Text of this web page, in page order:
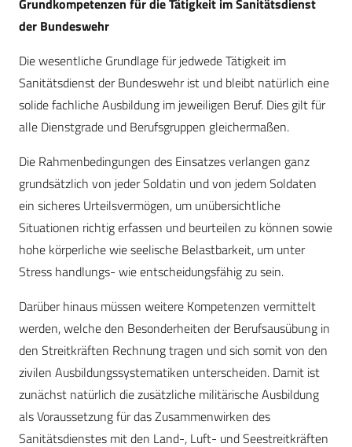
Grundkompetenzen für die Tätigkeit im Sanitätsdienst
der Bundeswehr
Die wesentliche Grundlage für jedwede Tätigkeit im
Sanitätsdienst der Bundeswehr ist und bleibt natürlich eine
solide fachliche Ausbildung im jeweiligen Beruf. Dies gilt für
alle Dienstgrade und Berufsgruppen gleichermaßen.
Die Rahmenbedingungen des Einsatzes verlangen ganz
grundsätzlich von jeder Soldatin und von jedem Soldaten
ein sicheres Urteilsvermögen, um unübersichtliche
Situationen richtig erfassen und beurteilen zu können sowie
hohe körperliche wie seelische Belastbarkeit, um unter
Stress handlungs- wie entscheidungsfähig zu sein.
Darüber hinaus müssen weitere Kompetenzen vermittelt
werden, welche den Besonderheiten der Berufsausübung in
den Streitkräften Rechnung tragen und sich somit von den
zivilen Ausbildungssystematiken unterscheiden. Damit ist
zunächst natürlich die zusätzliche militärische Ausbildung
als Voraussetzung für das Zusammenwirken des
Sanitätsdienstes mit den Land-, Luft- und Seestreitkräften